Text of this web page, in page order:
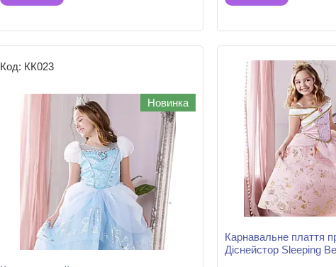
КК023
Новинка
Карнавальне плаття
Діснейстор Sleeping